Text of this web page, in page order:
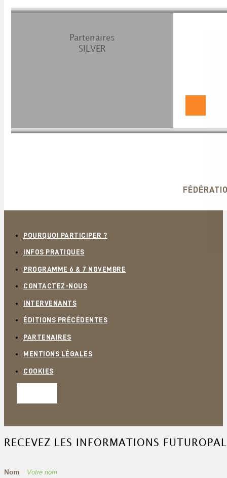
Partenaires
SILVER
POURQUOI PARTICIPER ?
INFOS PRATIQUES
PROGRAMME 6 & 7 NOVEMBRE
CONTACTEZ-NOUS
INTERVENANTS
ÉDITIONS PRÉCÉDENTES
PARTENAIRES
MENTIONS LÉGALES
COOKIES
RECEVEZ LES INFORMATIONS
Nom